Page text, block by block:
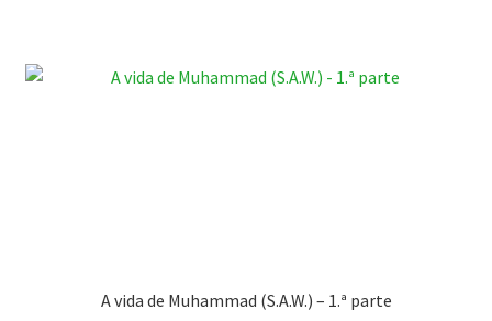
A vida de Muhammad (S.A.W.) – 1.ª parte